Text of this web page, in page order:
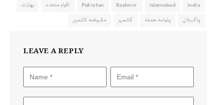
india
islamabad
Kashmir
Pakistan اقوام متحدہ
بھارت
پاکستان
پلوامہ حملہ کشمیر مقبوضہ کشمیر
LEAVE A REPLY